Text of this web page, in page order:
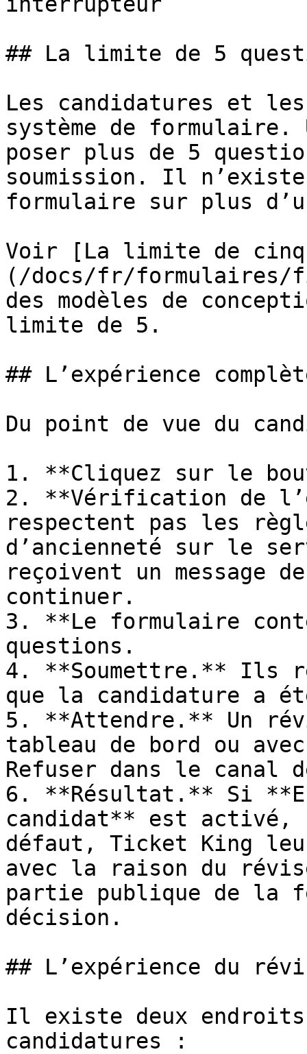
## La limite de 5
Les candidatures et
système de formulaire.
poser plus de 5
soumission. Il
formulaire sur plus
Voir [La limite de
(/docs/fr/formulaires/
des modèles de
limite de 5.
## L’expérience
Du point de vue du
1. **Cliquez sur le
2. **Vérification de
respectent pas les
d’ancienneté sur le
reçoivent un message
continuer.
3. **Le formulaire
questions.
4. **Soumettre.** Ils
que la candidature a
5. **Attendre.** Un
tableau de bord ou
Refuser dans le canal
6. **Résultat.** Si
candidat** est activé,
défaut, Ticket King
avec la raison du
partie publique de la
décision.
## L’expérience du
Il existe deux endroits
candidatures :